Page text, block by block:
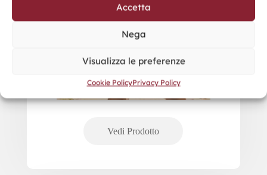
Accetta
Nega
Visualizza le preferenze
Cookie PolicyPrivacy Policy